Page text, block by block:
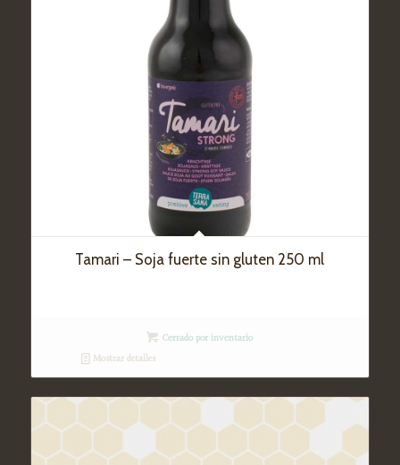
Tamari – Soja fuerte sin gluten 250 ml
Cerrado por inventario
Mostrar detalles